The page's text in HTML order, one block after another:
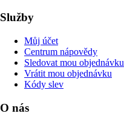
Služby
Můj účet
Centrum nápovědy
Sledovat mou objednávku
Vrátit mou objednávku
Kódy slev
O nás